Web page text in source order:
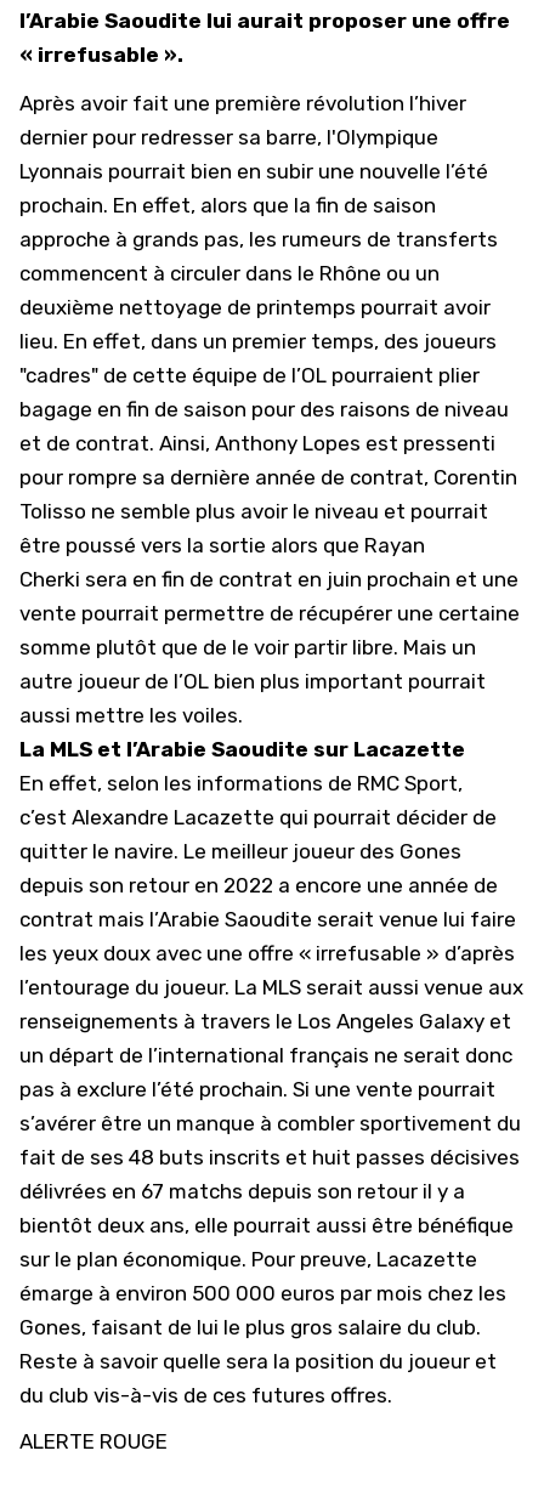
l’Arabie Saoudite lui aurait proposer une offre
« irrefusable ».
Après avoir fait une première révolution l’hiver
dernier pour redresser sa barre, l'Olympique
Lyonnais pourrait bien en subir une nouvelle l’été
prochain. En effet, alors que la fin de saison
approche à grands pas, les rumeurs de transferts
commencent à circuler dans le Rhône ou un
deuxième nettoyage de printemps pourrait avoir
lieu. En effet, dans un premier temps, des joueurs
"cadres" de cette équipe de l’OL pourraient plier
bagage en fin de saison pour des raisons de niveau
et de contrat. Ainsi, Anthony Lopes est pressenti
pour rompre sa dernière année de contrat, Corentin
Tolisso ne semble plus avoir le niveau et pourrait
être poussé vers la sortie alors que Rayan
Cherki sera en fin de contrat en juin prochain et une
vente pourrait permettre de récupérer une certaine
somme plutôt que de le voir partir libre. Mais un
autre joueur de l’OL bien plus important pourrait
aussi mettre les voiles.
La MLS et l’Arabie Saoudite sur Lacazette
En effet, selon les informations de RMC Sport,
c’est Alexandre Lacazette qui pourrait décider de
quitter le navire. Le meilleur joueur des Gones
depuis son retour en 2022 a encore une année de
contrat mais l’Arabie Saoudite serait venue lui faire
les yeux doux avec une offre « irrefusable » d’après
l’entourage du joueur. La MLS serait aussi venue aux
renseignements à travers le Los Angeles Galaxy et
un départ de l’international français ne serait donc
pas à exclure l’été prochain. Si une vente pourrait
s’avérer être un manque à combler sportivement du
fait de ses 48 buts inscrits et huit passes décisives
délivrées en 67 matchs depuis son retour il y a
bientôt deux ans, elle pourrait aussi être bénéfique
sur le plan économique. Pour preuve, Lacazette
émarge à environ 500 000 euros par mois chez les
Gones, faisant de lui le plus gros salaire du club.
Reste à savoir quelle sera la position du joueur et
du club vis-à-vis de ces futures offres.
ALERTE ROUGE